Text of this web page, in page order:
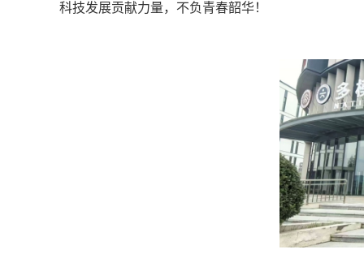
科技发展贡献力量，不负青春韶华！